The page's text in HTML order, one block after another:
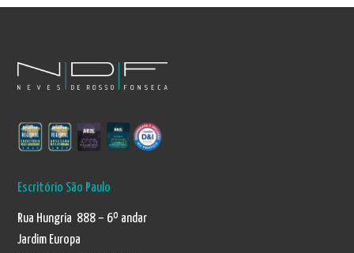
Escritório São Paulo
Rua Hungria 888 – 6º andar
Jardim Europa